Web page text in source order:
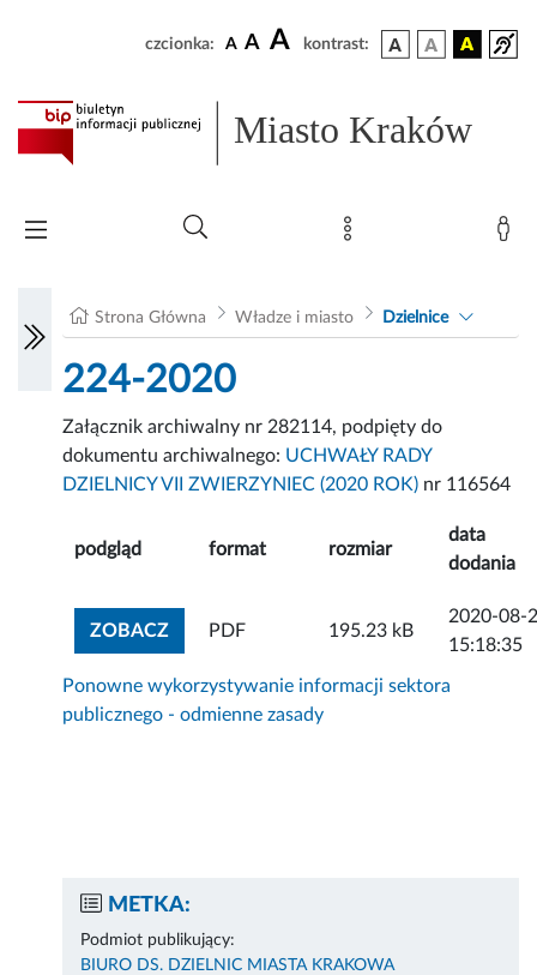
czcionka: A A A kontrast:
Miasto Kraków
Strona Główna Władze i miasto Dzielnice
224-2020
Załącznik archiwalny nr 282114, podpięty do
dokumentu archiwalnego: UCHWAŁY RADY
DZIELNICY VII ZWIERZYNIEC (2020 ROK) nr 116564
podgląd format rozmiar
data
dodania
ZOBACZZOBACZ ZAŁĄCZNIK
PDF 195.23 kB
2020-08-
15:18:35
Ponowne wykorzystywanie informacji sektora
publicznego - odmienne zasady
METKA:
Podmiot publikujący:
BIURO DS. DZIELNIC MIASTA KRAKOWA